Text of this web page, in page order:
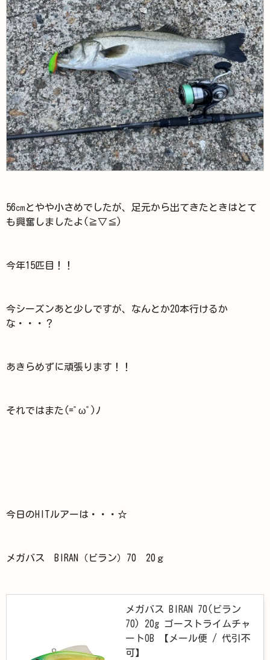
56㎝とやや小さめでしたが、足元から出てきたときはとて
も興奮しましたよ(≧▽≦)
今年15匹目！！
今シーズンあと少しですが、なんとか20本行けるか
な・・・？
あきらめずに頑張ります！！
それではまた(=ﾟωﾟ)ﾉ
今日のHITルアーは・・・☆
メガバス BIRAN（ビラン）70 20ｇ
メガバス BIRAN 70(ビラン
70) 20g ゴーストライムチャ
ートOB 【メール便 / 代引不
可】